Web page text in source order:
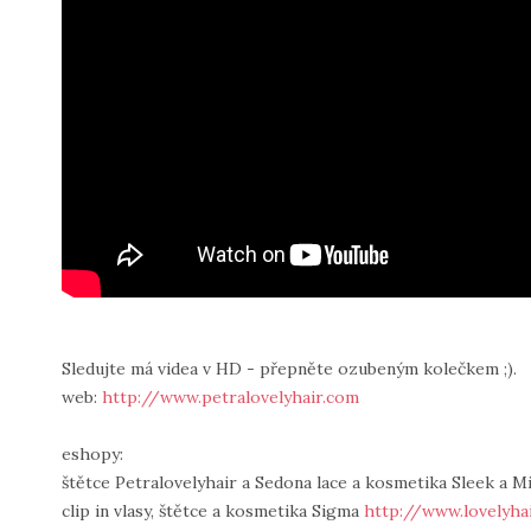
Sledujte má videa v HD - přepněte ozubeným kolečkem ;).
web: http://www.petralovelyhair.com
eshopy:
štětce Petralovelyhair a Sedona lace a kosmetika Sleek a
clip in vlasy, štětce a kosmetika Sigma http://